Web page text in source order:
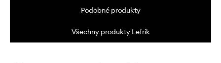
Podobné produkty
Všechny produkty Lefrik